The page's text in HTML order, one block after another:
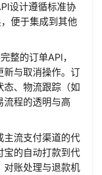
设计遵循标准协
便于集成到其他
整的订单API，
新与取消操作。订
态、物流跟踪（如
流程的透明与高
主流支付渠道的代
宝的自动打款到代
对账处理与退款机